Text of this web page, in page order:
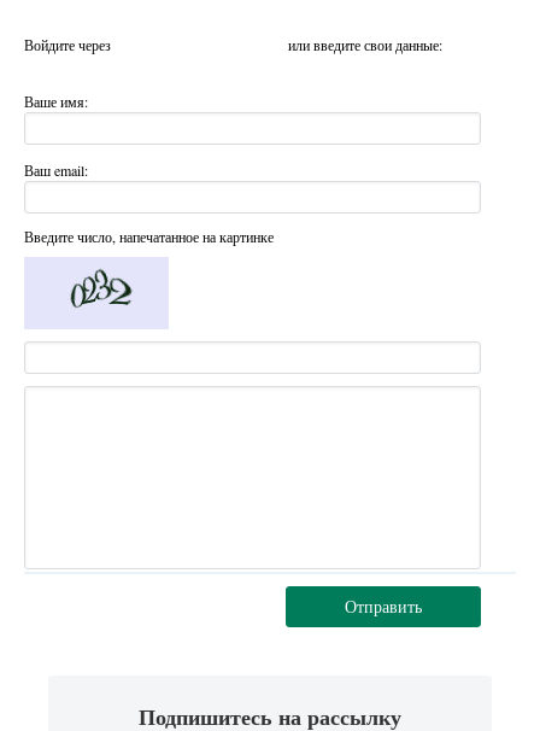
Войдите через или введите свои данные:
Ваше имя:
Ваш email:
Введите число, напечатанное на картинке
Отправить
Подпишитесь на рассылку